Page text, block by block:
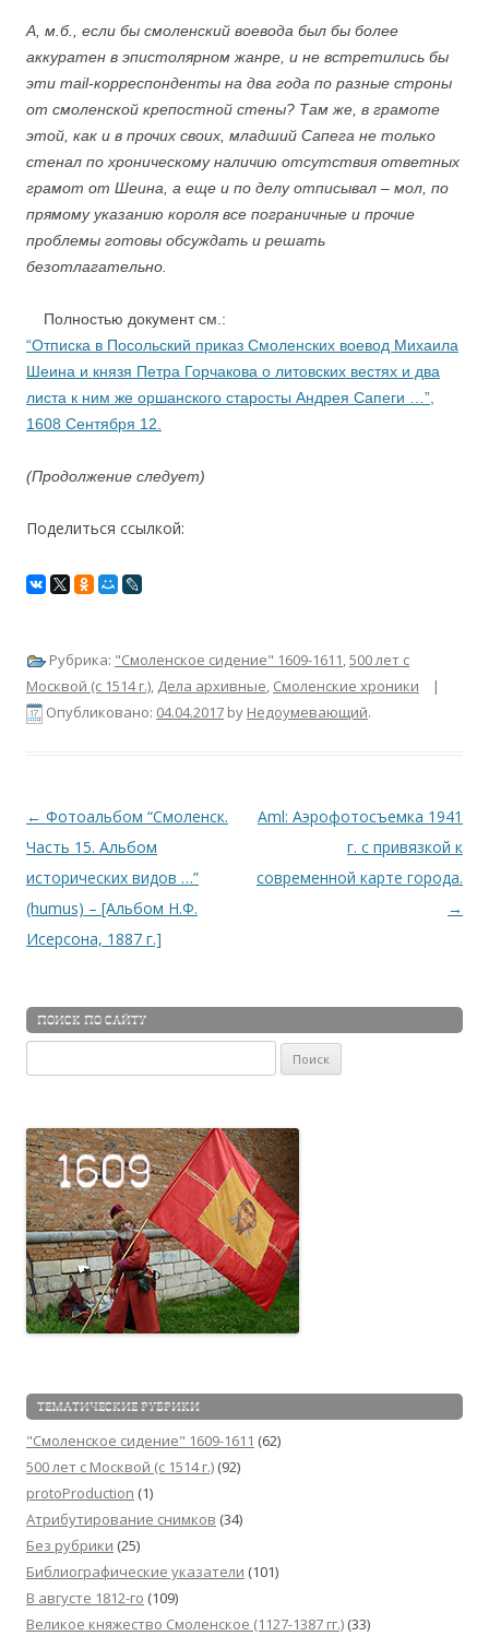
А, м.б., если бы смоленский воевода был бы более
аккуратен в эпистолярном жанре, и не встретились бы
эти mail-корреспонденты на два года по разные строны
от смоленской крепостной стены? Там же, в грамоте
этой, как и в прочих своих, младший Сапега не только
стенал по хроническому наличию отсутствия ответных
грамот от Шеина, а еще и по делу отписывал – мол, по
прямому указанию короля все пограничные и прочие
проблемы готовы обсуждать и решать
безотлагательно.
Полностью документ см.:
“Отписка в Посольский приказ Смоленских воевод Михаила
Шеина и князя Петра Горчакова о литовских вестях и два
листа к ним же оршанского старосты Андрея Сапеги …”,
1608 Сентября 12.
(Продолжение следует)
Поделиться ссылкой:
Рубрика: "Смоленское сидение" 1609-1611,500 лет с
Москвой (c 1514 г.), Дела архивные, Смоленские хроники |
Опубликовано: 04.04.2017 by Недоумевающий.
Навигация по записям
← Фотоальбом “Смоленск.
Часть 15. Альбом
исторических видов …”
(humus) – [Альбом Н.Ф.
Исерсона, 1887 г.]
Aml: Аэрофотосъемка 1941
г. с привязкой к
современной карте города.
→
ПОИСК ПО САЙТУ
ТЕМАТИЧЕСКИЕ РУБРИКИ
"Смоленское сидение" 1609-1611 (62)
500 лет с Москвой (c 1514 г.) (92)
protoProduction (1)
Атрибутирование снимков (34)
Без рубрики (25)
Библиографические указатели (101)
В августе 1812-го (109)
Великое княжество Смоленское (1127-1387 гг.) (33)